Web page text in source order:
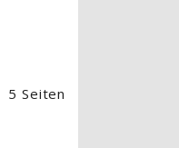
5 Seiten